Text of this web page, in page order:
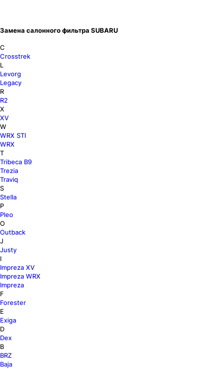
Замена салонного фильтра SUBARU
C
Crosstrek
L
Levorg
Legacy
R
R2
X
XV
W
WRX STI
WRX
T
Tribeca В9
Trezia
Traviq
S
Stella
P
Pleo
O
Outback
J
Justy
I
Impreza XV
Impreza WRX
Impreza
F
Forester
E
Exiga
D
Dex
B
BRZ
Baja